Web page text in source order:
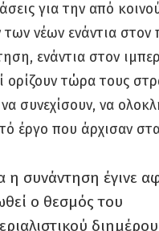
για την από
νέων ενάντια στον
ενάντια στον
ορίζουν τώρα τους
συνεχίσουν, να
έργο που άρχισαν
η συνάντηση έγινε
ο θεσμός του